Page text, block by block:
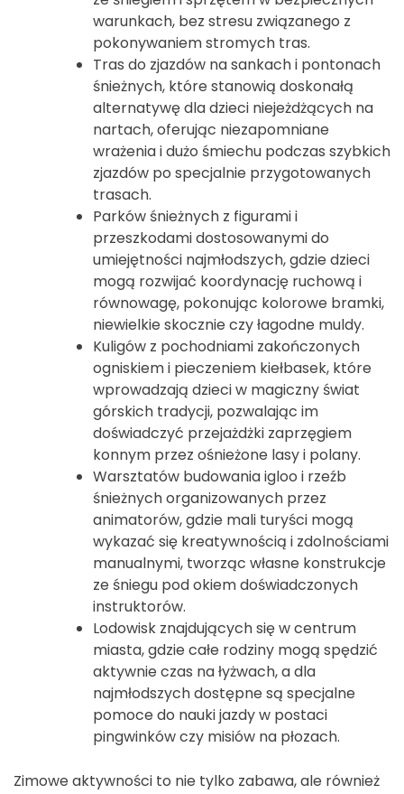
warunkach, bez stresu związanego z
pokonywaniem stromych tras.
Tras do zjazdów na sankach i pontonach
śnieżnych, które stanowią doskonałą
alternatywę dla dzieci niejeżdżących na
nartach, oferując niezapomniane
wrażenia i dużo śmiechu podczas szybkich
zjazdów po specjalnie przygotowanych
trasach.
Parków śnieżnych z figurami i
przeszkodami dostosowanymi do
umiejętności najmłodszych, gdzie dzieci
mogą rozwijać koordynację ruchową i
równowagę, pokonując kolorowe bramki,
niewielkie skocznie czy łagodne muldy.
Kuligów z pochodniami zakończonych
ogniskiem i pieczeniem kiełbasek, które
wprowadzają dzieci w magiczny świat
górskich tradycji, pozwalając im
doświadczyć przejażdżki zaprzęgiem
konnym przez ośnieżone lasy i polany.
Warsztatów budowania igloo i rzeźb
śnieżnych organizowanych przez
animatorów, gdzie mali turyści mogą
wykazać się kreatywnością i zdolnościami
manualnymi, tworząc własne konstrukcje
ze śniegu pod okiem doświadczonych
instruktorów.
Lodowisk znajdujących się w centrum
miasta, gdzie całe rodziny mogą spędzić
aktywnie czas na łyżwach, a dla
najmłodszych dostępne są specjalne
pomoce do nauki jazdy w postaci
pingwinków czy misiów na płozach.
Zimowe aktywności to nie tylko zabawa, ale również